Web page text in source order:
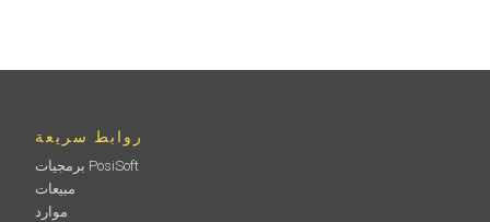
روابط سريعة
برمجيات PosiSoft
مبيعات
موارد